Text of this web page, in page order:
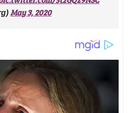
May 3, 2020